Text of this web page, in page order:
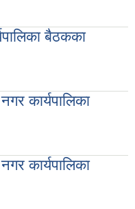
बैठकका
कार्यपालिका
कार्यपालिका